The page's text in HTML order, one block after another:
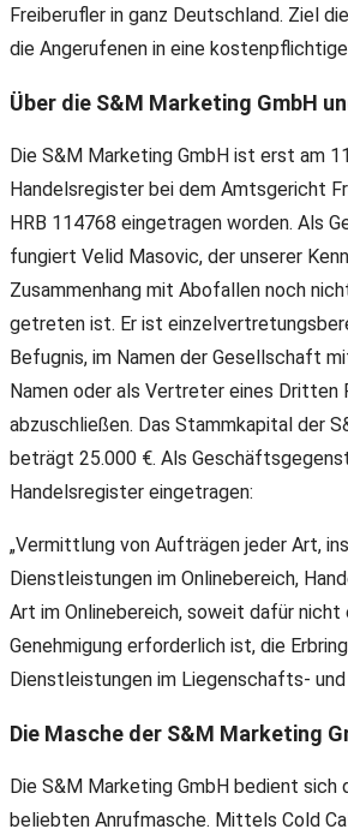
Freiberufler in ganz Deutschland. Ziel
die Angerufenen in eine
Über die S&M Marketing GmbH
Die S&M Marketing GmbH ist erst am
Handelsregister bei dem Amtsgericht
HRB 114768 eingetragen worden. Als
fungiert Velid Masovic, der unserer
Zusammenhang mit Abofallen noch
getreten ist. Er ist
Befugnis, im Namen der Gesellschaft
Namen oder als Vertreter eines
abzuschließen. Das Stammkapital der
beträgt 25.000 €. Als
Handelsregister eingetragen:
„Vermittlung von Aufträgen jeder Art,
Dienstleistungen im Onlinebereich,
Art im Onlinebereich, soweit dafür
Genehmigung erforderlich ist, die
Dienstleistungen im Liegenschafts- und
Die Masche der S&M Marketing
Die S&M Marketing GmbH bedient sich
beliebten Anrufmasche. Mittels Cold